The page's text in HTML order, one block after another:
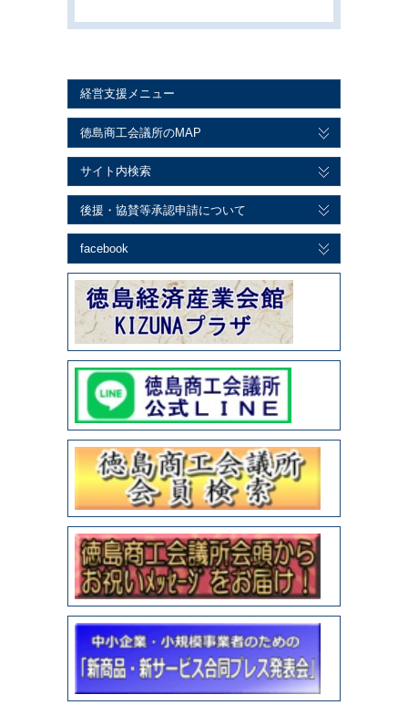
経営支援メニュー
徳島商工会議所のMAP
サイト内検索
後援・協賛等承認申請について
facebook